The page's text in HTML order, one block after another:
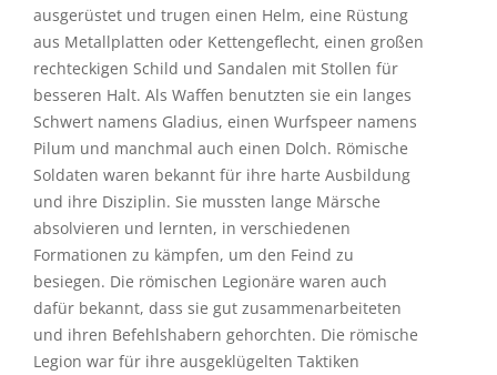
ausgerüstet und trugen einen Helm, eine Rüstung
aus Metallplatten oder Kettengeflecht, einen großen
rechteckigen Schild und Sandalen mit Stollen für
besseren Halt. Als Waffen benutzten sie ein langes
Schwert namens Gladius, einen Wurfspeer namens
Pilum und manchmal auch einen Dolch. Römische
Soldaten waren bekannt für ihre harte Ausbildung
und ihre Disziplin. Sie mussten lange Märsche
absolvieren und lernten, in verschiedenen
Formationen zu kämpfen, um den Feind zu
besiegen. Die römischen Legionäre waren auch
dafür bekannt, dass sie gut zusammenarbeiteten
und ihren Befehlshabern gehorchten. Die römische
Legion war für ihre ausgeklügelten Taktiken